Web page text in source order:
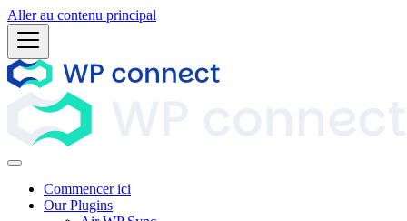
Aller au contenu principal
Commencer ici
Our Plugins